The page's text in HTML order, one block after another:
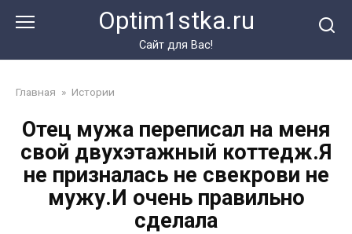
Optim1stka.ru
Сайт для Вас!
Главная » Истории
Отец мужа переписал на меня
свой двухэтажный коттедж.Я
не призналась не свекрови не
мужу.И очень правильно
сделала